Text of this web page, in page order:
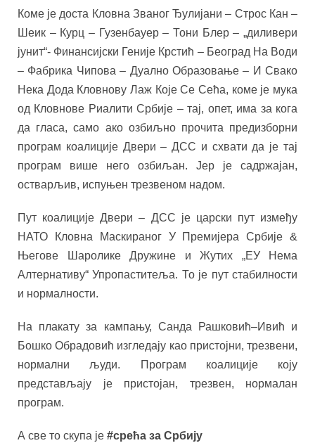
Коме је доста Кловна Званог Ђулијани – Строс Кан –
Шеик – Курц – Гузенбауер – Тони Блер – „диливери
јунит“- Финансијски Геније Крстић – Београд На Води
– Фабрика Чипова – Дуално Образовање – И Свако
Нека Дода Кловнову Лаж Које Се Сећа, коме је мука
од Кловнове Риалити Србије – тај, опет, има за кога
да гласа, само ако озбиљно прочита предизборни
програм коалиције Двери – ДСС и схвати да је тај
програм више него озбиљан. Јер је садржајан,
остварљив, испуњен трезвеном надом.
Пут коалиције Двери – ДСС је царски пут између
НАТО Кловна Маскираног У Премијера Србије &
Његове Шаролике Дружине и Жутих „ЕУ Нема
Алтернативу“ Упропаститеља. То је пут стабилности
и нормалности.
На плакату за кампању, Санда Рашковић–Ивић и
Бошко Обрадовић изгледају као пристојни, трезвени,
нормални људи. Програм коалиције коју
представљају је пристојан, трезвен, нормалан
програм.
А све то скупа је #срећа за Србију